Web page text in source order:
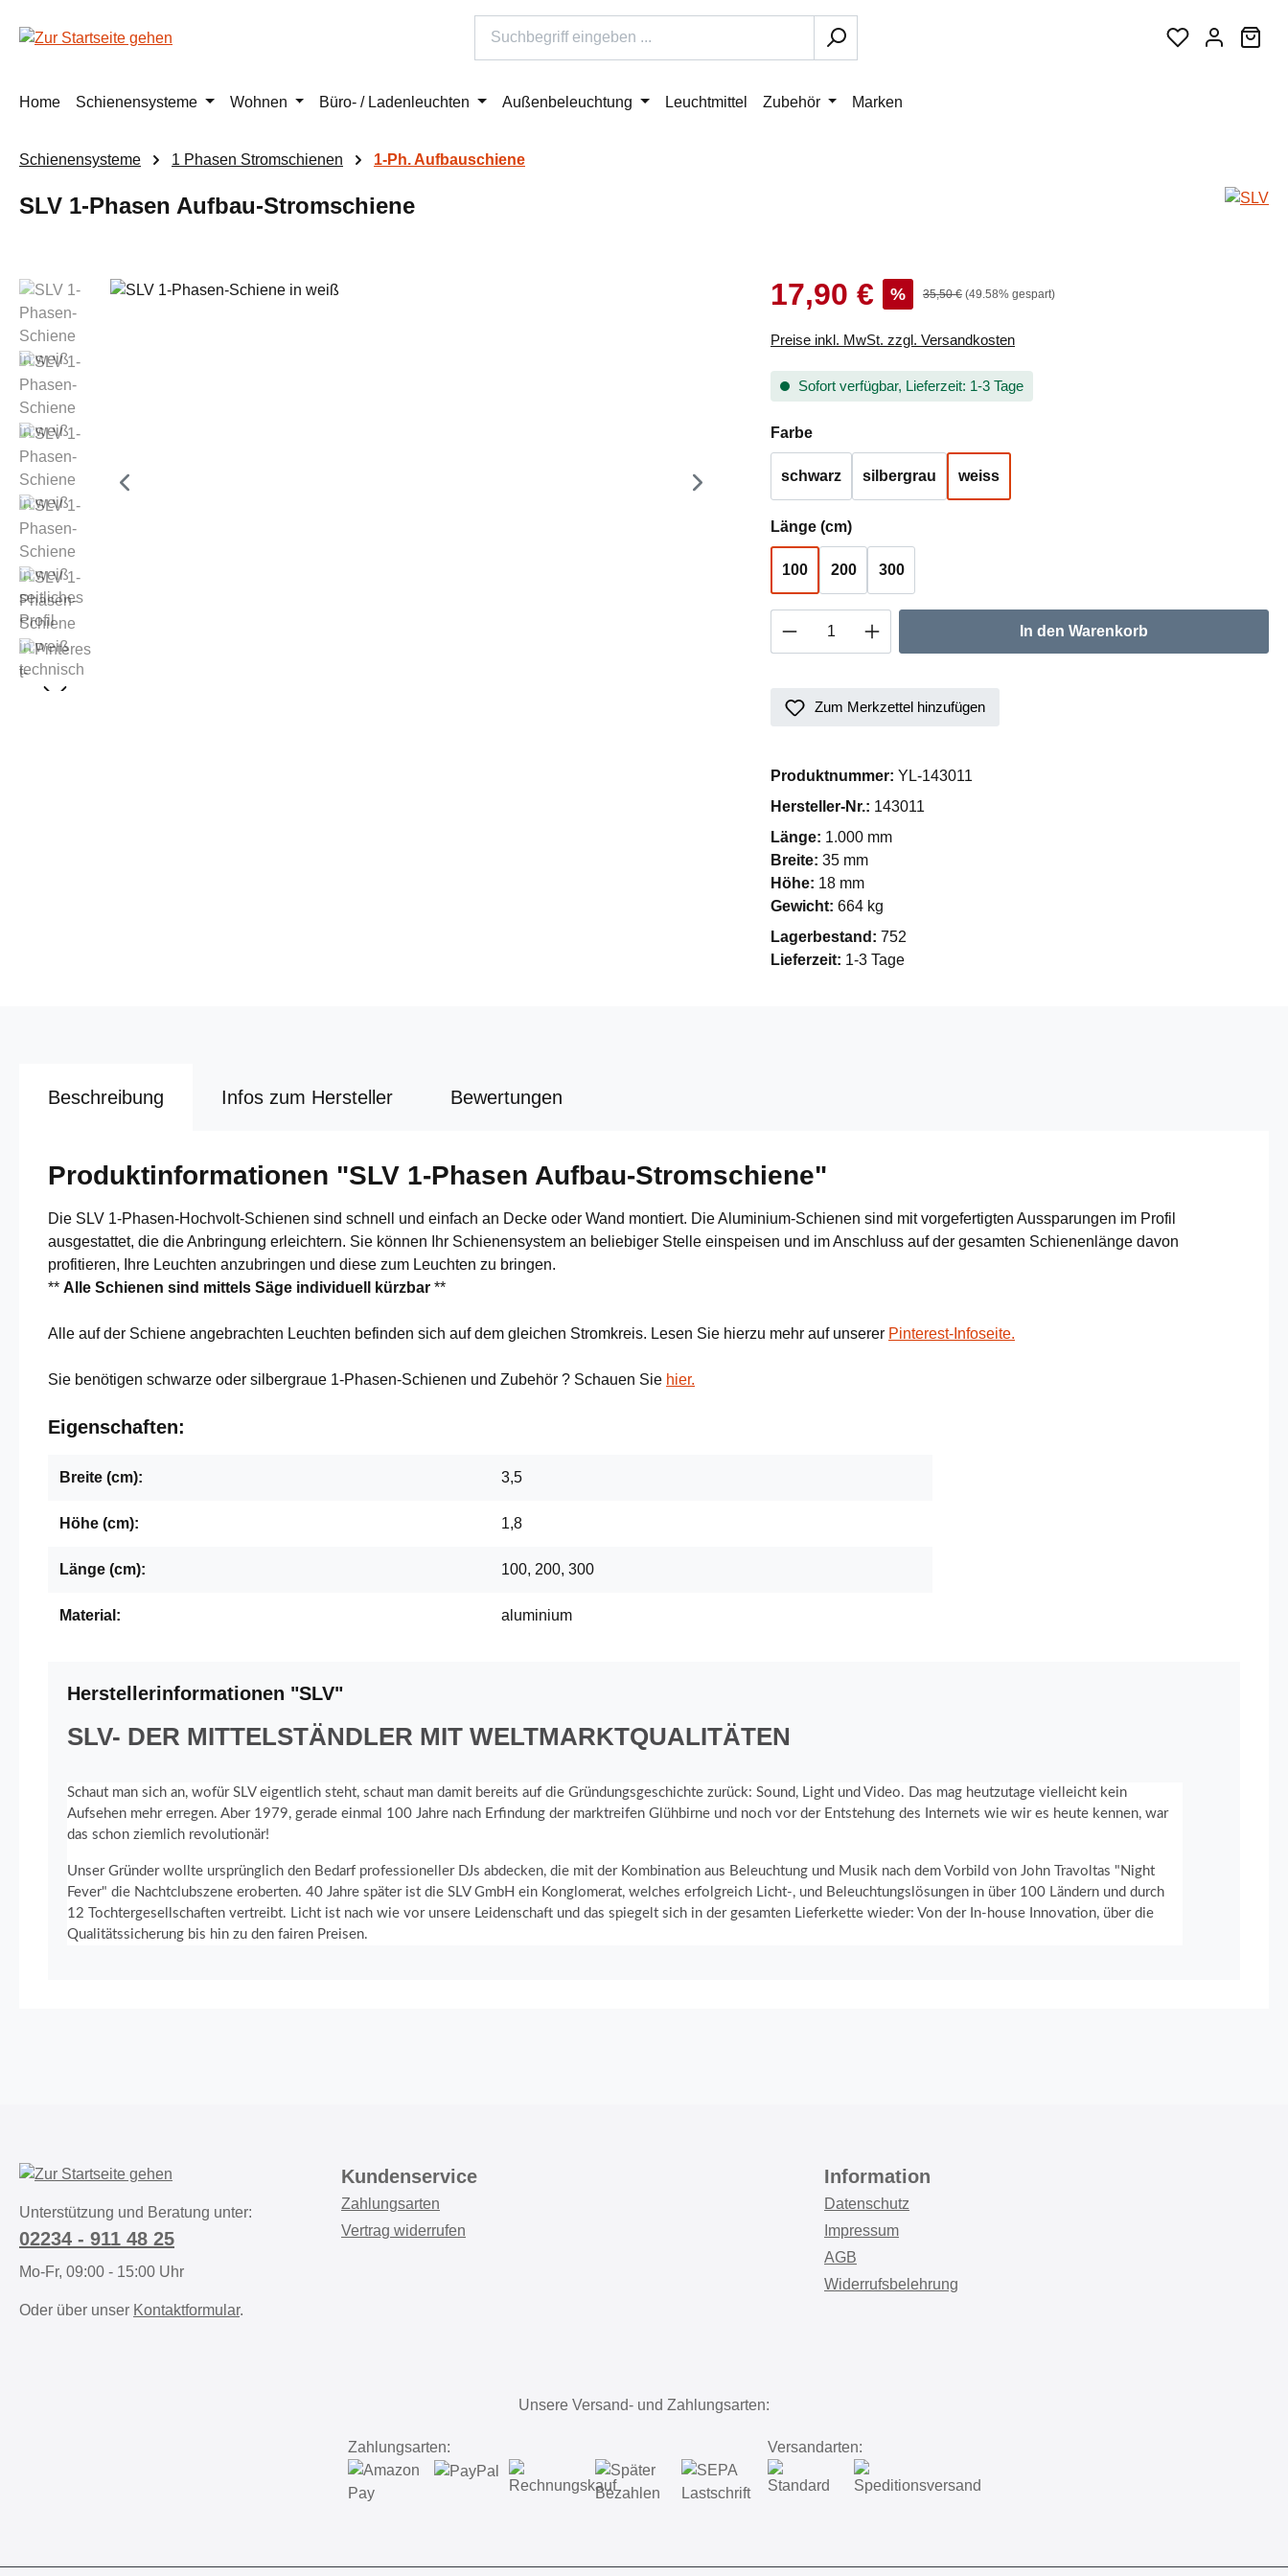
Home Schienensysteme Wohnen Büro- / Ladenleuchten Außenbeleuchtung Leuchtmittel Zubehör Marken
Schienensysteme 1 Phasen Stromschienen 1-Ph. Aufbauschiene
SLV 1-Phasen Aufbau-Stromschiene
Bildergalerie überspringen Verkaufspreis:
17,90 € % Regulärer Preis:
35,50 € (49.58% gespart)
Preise inkl. MwSt. zzgl. Versandkosten
Sofort verfügbar, Lieferzeit: 1-3 Tage
Farbeauswählen
schwarz silbergrau weiss
Länge (cm)auswählen
100 200 300
Produkt Anzahl: Gib den gewünschten Wert ein
In den Warenkorb
Zum Merkzettel hinzufügen
Produktnummer: YL-143011
Hersteller-Nr.: 143011
Länge: 1.000 mm
Breite: 35 mm
Höhe: 18 mm
Gewicht: 664 kg
Lagerbestand: 752
Lieferzeit: 1-3 Tage
Beschreibung Infos zum Hersteller Bewertungen
Produktinformationen "SLV 1-Phasen Aufbau-Stromschiene"
Die SLV 1-Phasen-Hochvolt-Schienen sind schnell und einfach an Decke oder Wand montiert. Die Aluminium-Schienen sind mit vorgefertigten Aussparungen im Profil
ausgestattet, die die Anbringung erleichtern. Sie können Ihr Schienensystem an beliebiger Stelle einspeisen und im Anschluss auf der gesamten Schienenlänge davon
profitieren, Ihre Leuchten anzubringen und diese zum Leuchten zu bringen.
** Alle Schienen sind mittels Säge individuell kürzbar **
Alle auf der Schiene angebrachten Leuchten befinden sich auf dem gleichen Stromkreis. Lesen Sie hierzu mehr auf unserer Pinterest-Infoseite.
Sie benötigen schwarze oder silbergraue 1-Phasen-Schienen und Zubehör ? Schauen Sie hier.
Eigenschaften:
Breite (cm): 3,5
Höhe (cm): 1,8
Länge (cm): 100, 200, 300
Material: aluminium
Herstellerinformationen "SLV"
SLV- DER MITTELSTÄNDLER MIT WELTMARKTQUALITÄTEN
Schaut man sich an, wofür SLV eigentlich steht, schaut man damit bereits auf die Gründungsgeschichte zurück: Sound, Light und Video. Das mag heutzutage vielleicht kein
Aufsehen mehr erregen. Aber 1979, gerade einmal 100 Jahre nach Erfindung der marktreifen Glühbirne und noch vor der Entstehung des Internets wie wir es heute kennen, war
das schon ziemlich revolutionär!
Unser Gründer wollte ursprünglich den Bedarf professioneller DJs abdecken, die mit der Kombination aus Beleuchtung und Musik nach dem Vorbild von John Travoltas "Night
Fever" die Nachtclubszene eroberten. 40 Jahre später ist die SLV GmbH ein Konglomerat, welches erfolgreich Licht-, und Beleuchtungslösungen in über 100 Ländern und durch
12 Tochtergesellschaften vertreibt. Licht ist nach wie vor unsere Leidenschaft und das spiegelt sich in der gesamten Lieferkette wieder: Von der In-house Innovation, über die
Qualitätssicherung bis hin zu den fairen Preisen.
Unterstützung und Beratung unter:
02234 - 911 48 25
Mo-Fr, 09:00 - 15:00 Uhr
Oder über unser Kontaktformular.
Kundenservice
Zahlungsarten
Vertrag widerrufen
Information
Datenschutz
Impressum
AGB
Widerrufsbelehrung
Unsere Versand- und Zahlungsarten:
Zahlungsarten: Versandarten: